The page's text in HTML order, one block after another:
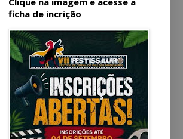
ficha de incrição